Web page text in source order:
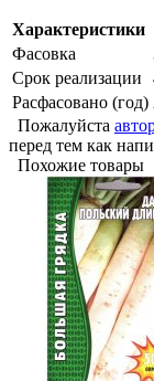
Характеристики
Фасовка
Срок реализации
Расфасовано (год)
Пожалуйста
перед тем как
Похожие товары